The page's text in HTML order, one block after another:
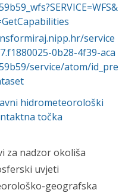
service
0b28-4f39-aca
service/atom/id_pre
hidrometeorološki
točka
za nadzor okoliša
uvjeti
geografska